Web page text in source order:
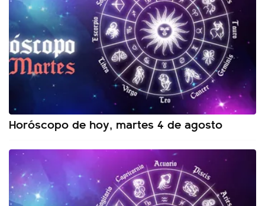
Horóscopo de hoy, martes 4 de agosto